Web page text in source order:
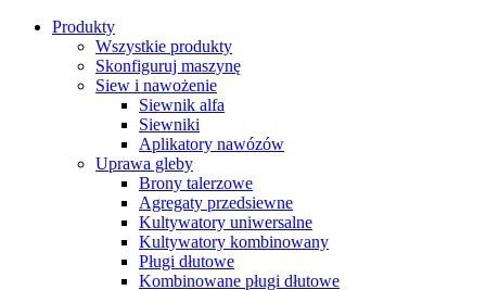
Produkty
Wszystkie produkty
Skonfiguruj maszynę
Siew i nawożenie
Siewnik alfa
Siewniki
Aplikatory nawózów
Uprawa gleby
Brony talerzowe
Agregaty przedsiewne
Kultywatory uniwersalne
Kultywatory kombinowany
Pługi dłutowe
Kombinowane pługi dłutowe